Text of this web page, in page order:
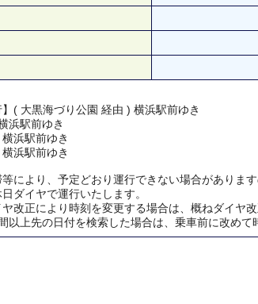
( 大黒海づり公園 経由 ) 横浜駅前ゆき
浜駅前ゆき
浜駅前ゆき
浜駅前ゆき
より、予定どおり運行できない場合があります
ダイヤで運行いたします。
ヤ改正により時刻を変更する場合は、概ねダイヤ
以上先の日付を検索した場合は、乗車前に改めて